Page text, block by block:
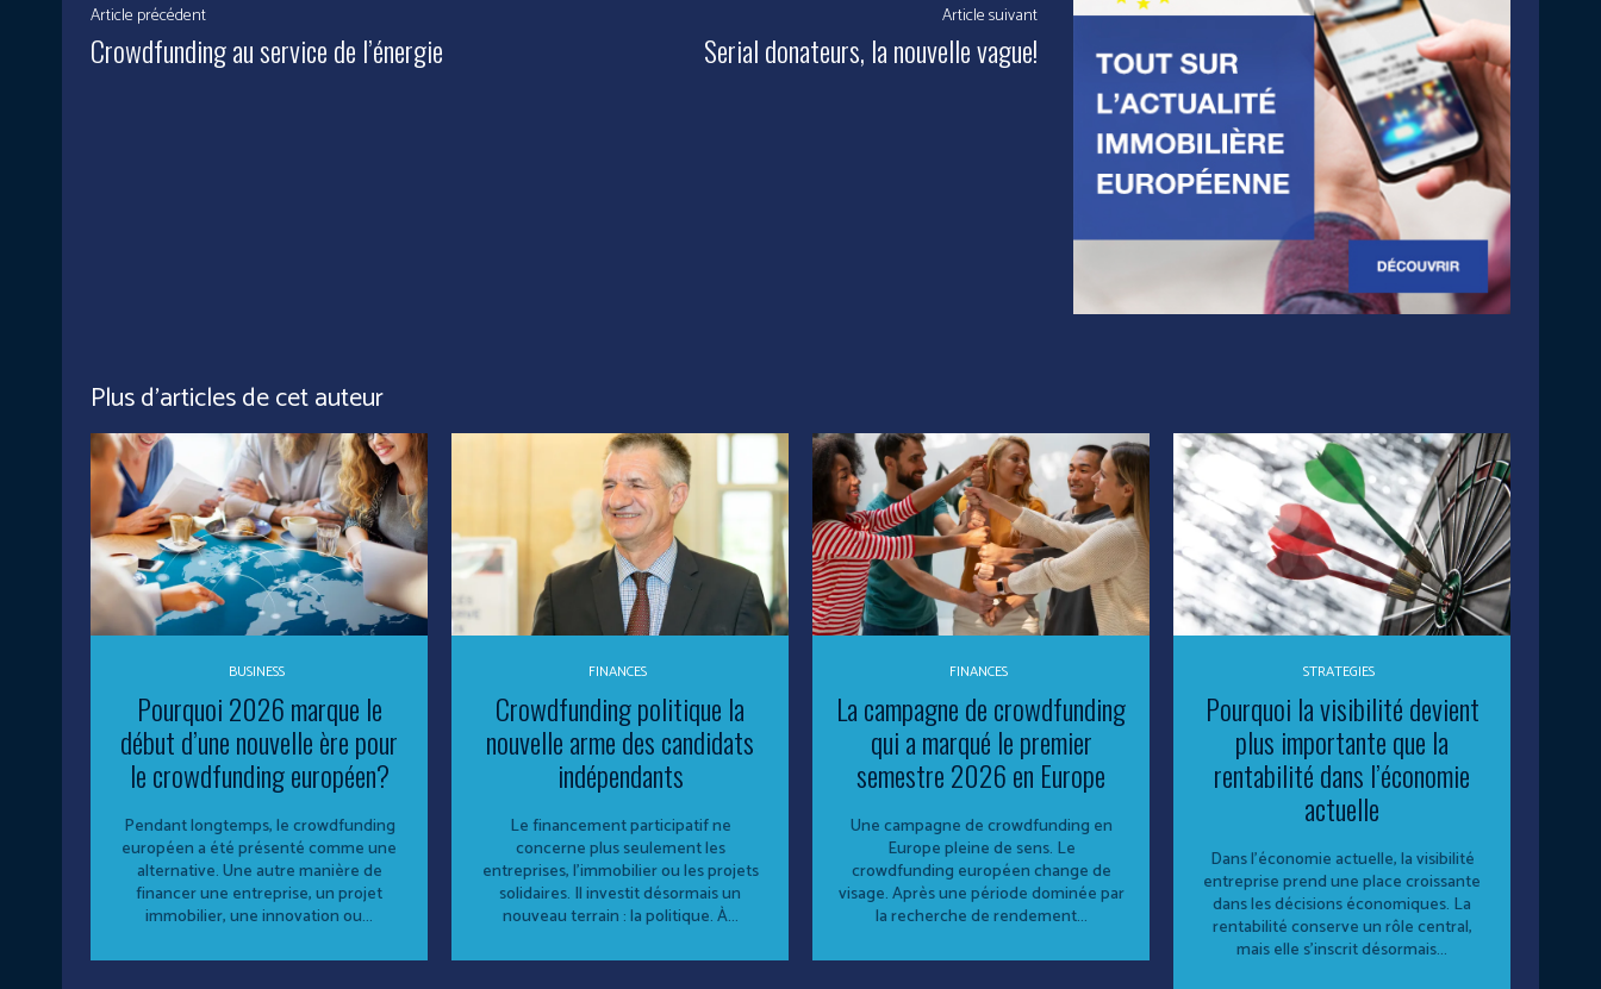
Article précédent
Crowdfunding au service de l’énergie
Article suivant
Serial donateurs, la nouvelle vague!
Plus d'articles de cet auteur
BUSINESS
Pourquoi 2026 marque le
début d’une nouvelle ère pour
le crowdfunding européen?
Pendant longtemps, le crowdfunding
européen a été présenté comme une
alternative. Une autre manière de
financer une entreprise, un projet
immobilier, une innovation ou...
FINANCES
Crowdfunding politique la
nouvelle arme des candidats
indépendants
Le financement participatif ne
concerne plus seulement les
entreprises, l’immobilier ou les projets
solidaires. Il investit désormais un
nouveau terrain : la politique. À...
FINANCES
La campagne de crowdfunding
qui a marqué le premier
semestre 2026 en Europe
Une campagne de crowdfunding en
Europe pleine de sens. Le
crowdfunding européen change de
visage. Après une période dominée par
la recherche de rendement...
STRATEGIES
Pourquoi la visibilité devient
plus importante que la
rentabilité dans l’économie
actuelle
Dans l’économie actuelle, la visibilité
entreprise prend une place croissante
dans les décisions économiques. La
rentabilité conserve un rôle central,
mais elle s’inscrit désormais...